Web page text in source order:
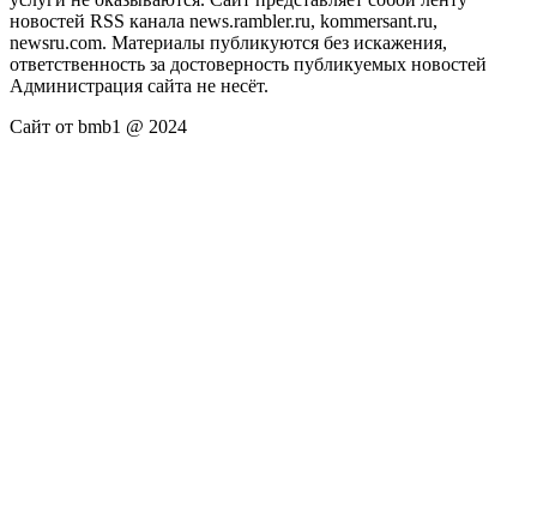
новостей RSS канала news.rambler.ru, kommersant.ru,
newsru.com. Материалы публикуются без искажения,
ответственность за достоверность публикуемых новостей
Администрация сайта не несёт.
Сайт от bmb1 @ 2024